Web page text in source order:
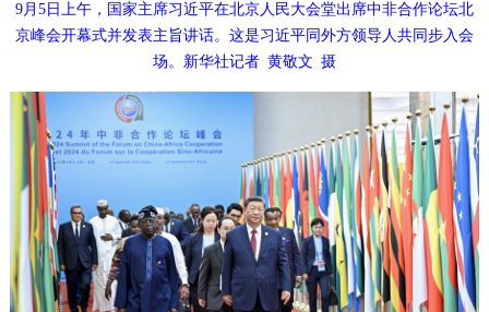
9月5日上午，国家主席习近平在北京人民大会堂出席中非合作论坛北
京峰会开幕式并发表主旨讲话。这是习近平同外方领导人共同步入会
场。新华社记者 黄敬文 摄